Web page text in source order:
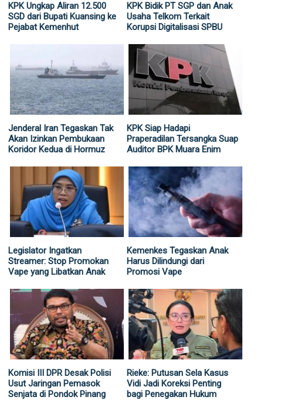
KPK Ungkap Aliran 12.500
SGD dari Bupati Kuansing ke
Pejabat Kemenhut
KPK Bidik PT SGP dan Anak
Usaha Telkom Terkait
Korupsi Digitalisasi SPBU
Jenderal Iran Tegaskan Tak
Akan Izinkan Pembukaan
Koridor Kedua di Hormuz
KPK Siap Hadapi
Praperadilan Tersangka Suap
Auditor BPK Muara Enim
Legislator Ingatkan
Streamer: Stop Promokan
Vape yang Libatkan Anak
Kemenkes Tegaskan Anak
Harus Dilindungi dari
Promosi Vape
Komisi III DPR Desak Polisi
Usut Jaringan Pemasok
Senjata di Pondok Pinang
Rieke: Putusan Sela Kasus
Vidi Jadi Koreksi Penting
bagi Penegakan Hukum